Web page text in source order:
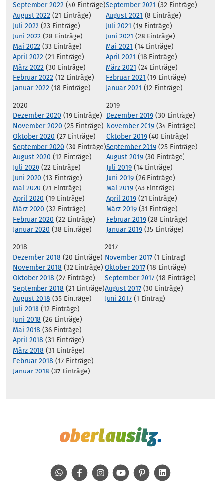
September 2022 (40 Einträge)
August 2022 (21 Einträge)
Juli 2022 (23 Einträge)
Juni 2022 (28 Einträge)
Mai 2022 (33 Einträge)
April 2022 (21 Einträge)
März 2022 (30 Einträge)
Februar 2022 (12 Einträge)
Januar 2022 (18 Einträge)
September 2021 (32 Einträge)
August 2021 (8 Einträge)
Juli 2021 (19 Einträge)
Juni 2021 (28 Einträge)
Mai 2021 (14 Einträge)
April 2021 (18 Einträge)
März 2021 (24 Einträge)
Februar 2021 (19 Einträge)
Januar 2021 (12 Einträge)
2020
Dezember 2020 (19 Einträge)
November 2020 (25 Einträge)
Oktober 2020 (27 Einträge)
September 2020 (30 Einträge)
August 2020 (12 Einträge)
Juli 2020 (22 Einträge)
Juni 2020 (13 Einträge)
Mai 2020 (21 Einträge)
April 2020 (19 Einträge)
März 2020 (32 Einträge)
Februar 2020 (22 Einträge)
Januar 2020 (38 Einträge)
2019
Dezember 2019 (30 Einträge)
November 2019 (34 Einträge)
Oktober 2019 (40 Einträge)
September 2019 (25 Einträge)
August 2019 (30 Einträge)
Juli 2019 (14 Einträge)
Juni 2019 (26 Einträge)
Mai 2019 (43 Einträge)
April 2019 (21 Einträge)
März 2019 (31 Einträge)
Februar 2019 (28 Einträge)
Januar 2019 (35 Einträge)
2018
Dezember 2018 (20 Einträge)
November 2018 (32 Einträge)
Oktober 2018 (27 Einträge)
September 2018 (21 Einträge)
August 2018 (35 Einträge)
Juli 2018 (12 Einträge)
Juni 2018 (26 Einträge)
Mai 2018 (36 Einträge)
April 2018 (31 Einträge)
März 2018 (31 Einträge)
Februar 2018 (17 Einträge)
Januar 2018 (37 Einträge)
2017
November 2017 (1 Eintrag)
Oktober 2017 (18 Einträge)
September 2017 (18 Einträge)
August 2017 (30 Einträge)
Juni 2017 (1 Eintrag)
WhatsAppFacebookInstagramYoutube Pinterest